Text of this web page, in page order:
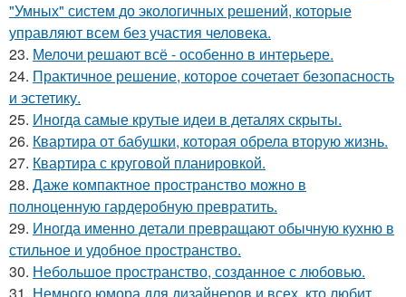
"Умных" систем до экологичных решений, которые
управляют всем без участия человека.
23. Мелочи решают всё - особенно в интерьере.
24. Практичное решение, которое сочетает безопасность
и эстетику.
25. Иногда самые крутые идеи в деталях скрыты.
26. Квартира от бабушки, которая обрела вторую жизнь.
27. Квартира с круговой планировкой.
28. Даже компактное пространство можно в
полноценную гардеробную превратить.
29. Иногда именно детали превращают обычную кухню в
стильное и удобное пространство.
30. Небольшое пространство, созданное с любовью.
31. Немного юмора для дизайнеров и всех, кто любит